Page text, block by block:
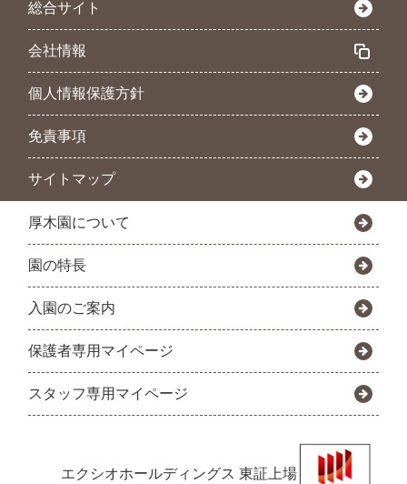
総合サイト
会社情報
個人情報保護方針
免責事項
サイトマップ
厚木園について
園の特長
入園のご案内
保護者専用マイページ
スタッフ専用マイページ
エクシオホールディングス 東証上場